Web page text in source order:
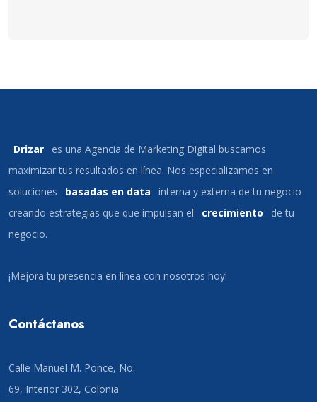
Drizar
es una Agencia de Marketing Digital buscamos
maximizar tus resultados en línea. Nos especializamos en
soluciones
basadas en data
interna y externa de tu negocio
creando estrategias que que impulsan el
crecimiento
de tu
negocio.
¡Mejora tu presencia en línea con nosotros hoy!
Contáctanos
Calle Manuel M. Ponce, No.
69, Interior 302, Colonia